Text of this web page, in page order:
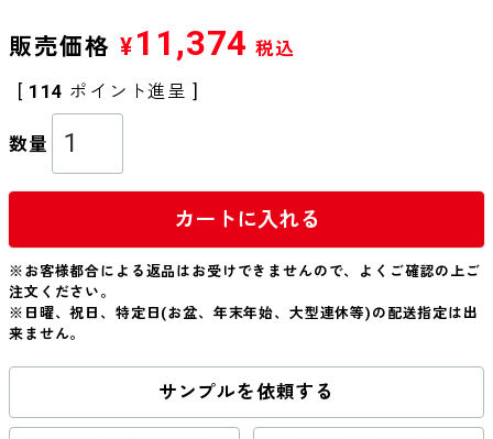
販売価格 ¥ 11,374 税込
[ 114 ポイント進呈 ]
カートに入れる
※お客様都合による返品はお受けできませんので、よくご確認の上ご
注文ください。
※日曜、祝日、特定日(お盆、年末年始、大型連休等)の配送指定は出
来ません。
サンプルを依頼する